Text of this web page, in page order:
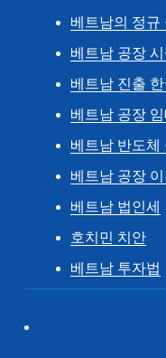
베트남의 정규
베트남 공장 시
베트남 진출
베트남 공장 임
베트남 반도체
베트남 공장 이
베트남 법인세
호치민 치안
베트남 투자법